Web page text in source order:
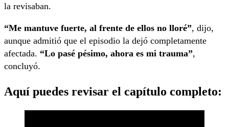
la revisaban.
“Me mantuve fuerte, al frente de ellos no lloré”, dijo,
aunque admitió que el episodio la dejó completamente
afectada. “Lo pasé pésimo, ahora es mi trauma”,
concluyó.
Aquí puedes revisar el capítulo completo: